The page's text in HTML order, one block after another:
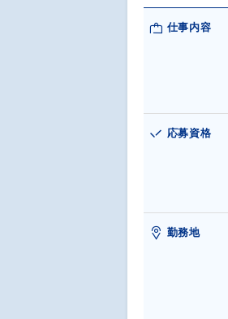
仕事内容
応募資格
勤務地